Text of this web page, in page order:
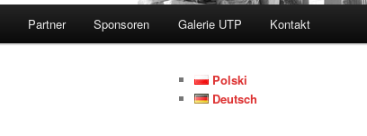
Partner Sponsoren Galerie UTP Kontakt
Polski
Deutsch